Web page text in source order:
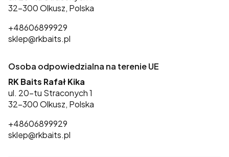
32-300 Olkusz, Polska
+48606899929
sklep@rkbaits.pl
Osoba odpowiedzialna na terenie UE
RK Baits Rafał Kika
ul. 20-tu Straconych 1
32-300 Olkusz, Polska
+48606899929
sklep@rkbaits.pl